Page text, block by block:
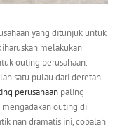
yang ditunjuk untuk
melakukan
outing perusahaan.
satu pulau dari deretan
perusahaan paling
mengadakan outing di
nan dramatis ini, cobalah